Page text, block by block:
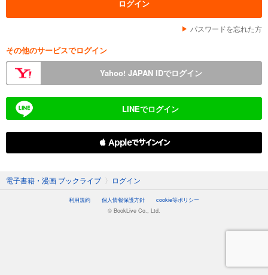
パスワードを忘れた方
その他のサービスでログイン
Yahoo! JAPAN IDでログイン
LINEでログイン
 Appleでサインイン
電子書籍・漫画 ブックライブ 〉 ログイン
利用規約 個人情報保護方針
cookie等ポリシー
© BookLive Co., Ltd.